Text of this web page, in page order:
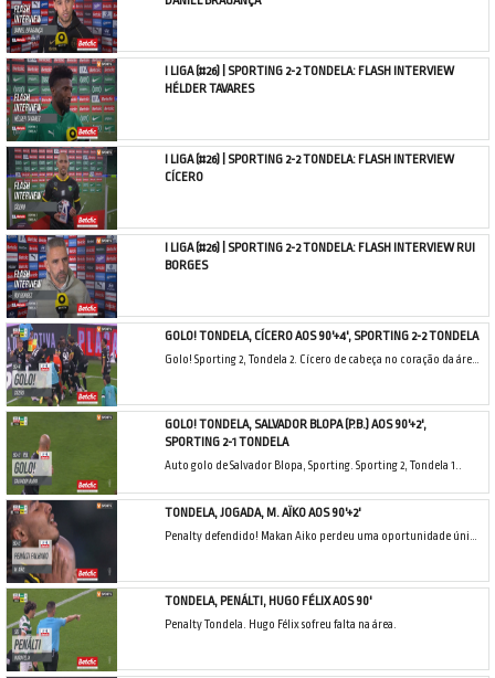
I LIGA (#26) | SPORTING 2-2 TONDELA: FLASH INTERVIEW
HÉLDER TAVARES
I LIGA (#26) | SPORTING 2-2 TONDELA: FLASH INTERVIEW
CÍCERO
I LIGA (#26) | SPORTING 2-2 TONDELA: FLASH INTERVIEW RUI
BORGES
GOLO! TONDELA, CÍCERO AOS 90'+4', SPORTING 2-2 TONDELA
Golo! Sporting 2, Tondela 2. Cícero de cabeça no coração da área resultante do canto.
GOLO! TONDELA, SALVADOR BLOPA (P.B.) AOS 90'+2',
SPORTING 2-1 TONDELA
Auto golo de Salvador Blopa, Sporting. Sporting 2, Tondela 1..
TONDELA, JOGADA, M. AÏKO AOS 90'+2'
Penalty defendido! Makan Aiko perdeu uma oportunidade única, remate com o pé direito defendido.
TONDELA, PENÁLTI, HUGO FÉLIX AOS 90'
Penalty Tondela. Hugo Félix sofreu falta na área.